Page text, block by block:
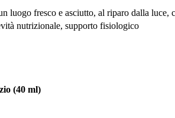
luogo fresco e asciutto, al riparo dalla luce,
nutrizionale, supporto fisiologico
(40 ml)